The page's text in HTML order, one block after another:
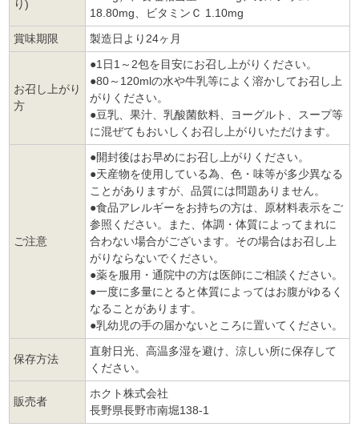
り)
18.80mg、ビタミンＣ 1.10mg
賞味期限
製造日より24ヶ月
お召し上がり
方
●1日1～2包を目安にお召し上がりください。
●80～120mlの水や牛乳等によく溶かしてお召し上
がりください。
●豆乳、果汁、乳酸菌飲料、ヨーグルト、スープ等
に混ぜてもおいしくお召し上がりいただけます。
ご注意
●開封後はお早めにお召し上がりください。
●天産物を使用している為、色・味等が多少異なる
ことがありますが、品質には問題ありません。
●食品アレルギーをお持ちの方は、原材料表示をご
参照ください。また、体調・体質によってまれに
合わない場合がございます。その場合はお召し上
がりならないでください。
●薬を服用・通院中の方は医師にご相談ください。
●一度に多量にとると体質によってはお腹がゆるく
なることがあります。
●乳幼児の手の届かないところに置いてください。
保存方法
直射日光、高温多湿を避け、涼しい所に保存して
ください。
販売者
ホクト株式会社
長野県長野市南堀138-1